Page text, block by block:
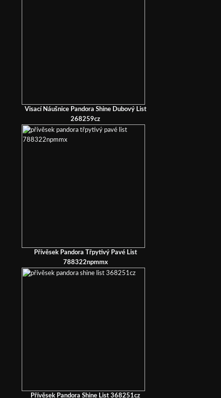
Visací Náušnice Pandora Shine Dubový List
268259cz
Přívěsek Pandora Třpytivý Pavé List
788322npmmx
Přívěsek Pandora Shine List 368251cz